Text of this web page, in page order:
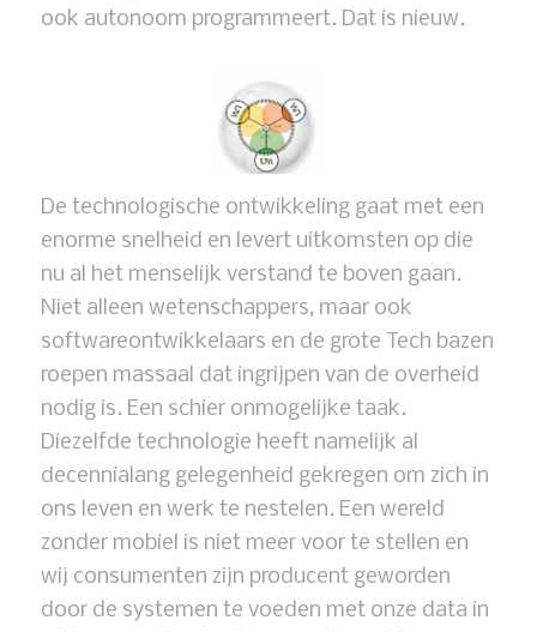
ook autonoom programmeert. Dat is nieuw.
De technologische ontwikkeling gaat met een
enorme snelheid en levert uitkomsten op die
nu al het menselijk verstand te boven gaan.
Niet alleen wetenschappers, maar ook
softwareontwikkelaars en de grote Tech bazen
roepen massaal dat ingrijpen van de overheid
nodig is. Een schier onmogelijke taak.
Diezelfde technologie heeft namelijk al
decennialang gelegenheid gekregen om zich in
ons leven en werk te nestelen. Een wereld
zonder mobiel is niet meer voor te stellen en
wij consumenten zijn producent geworden
door de systemen te voeden met onze data in